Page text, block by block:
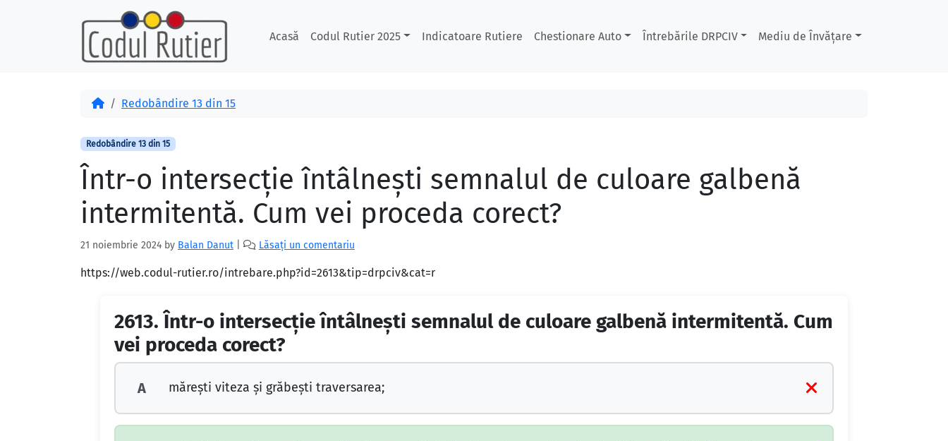
Acasă Codul Rutier 2025 Indicatoare Rutiere Chestionare Auto Întrebările DRPCIV Mediu de Învățare
AcasăRedobândire 13 din 15
Redobândire 13 din 15
Într-o intersecţie întâlneşti semnalul de culoare galbenă
intermitentă. Cum vei proceda corect?
21 noiembrie 2024 by Balan Danut Lăsați un comentariu
https://web.codul-rutier.ro/intrebare.php?id=2613&tip=drpciv&cat=r
2613. Într-o intersecţie întâlneşti semnalul de culoare galbenă intermitentă. Cum
vei proceda corect?
A măreşti viteza şi grăbeşti traversarea;